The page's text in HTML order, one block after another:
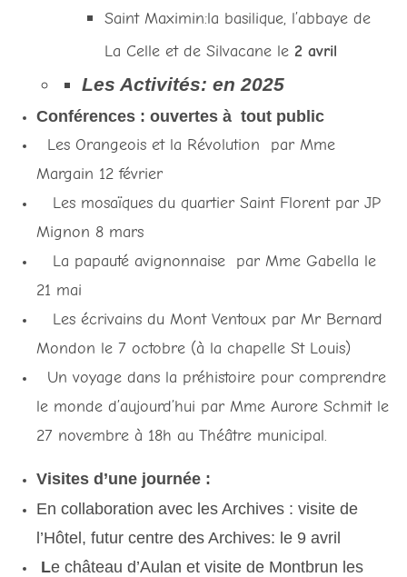
Saint Maximin:la basilique, l’abbaye de
La Celle et de Silvacane le 2 avril
Les Activités: en 2025
Conférences : ouvertes à tout public
Les Orangeois et la Révolution par Mme
Margain 12 février
Les mosaïques du quartier Saint Florent par JP
Mignon 8 mars
La papauté avignonnaise par Mme Gabella le
21 mai
Les écrivains du Mont Ventoux par Mr Bernard
Mondon le 7 octobre (à la chapelle St Louis)
Un voyage dans la préhistoire pour comprendre
le monde d’aujourd’hui par Mme Aurore Schmit le
27 novembre à 18h au Théâtre municipal.
Visites d’une journée :
En collaboration avec les Archives : visite de
l’Hôtel, futur centre des Archives: le 9 avril
Le château d’Aulan et visite de Montbrun les